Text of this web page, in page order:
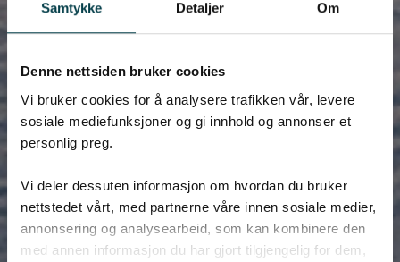
Samtykke Detaljer Om
Denne nettsiden bruker cookies
Vi bruker cookies for å analysere trafikken vår, levere
sosiale mediefunksjoner og gi innhold og annonser et
personlig preg.
Vi deler dessuten informasjon om hvordan du bruker
nettstedet vårt, med partnerne våre innen sosiale medier,
annonsering og analysearbeid, som kan kombinere den
med annen informasjon du har gjort tilgjengelig for dem,